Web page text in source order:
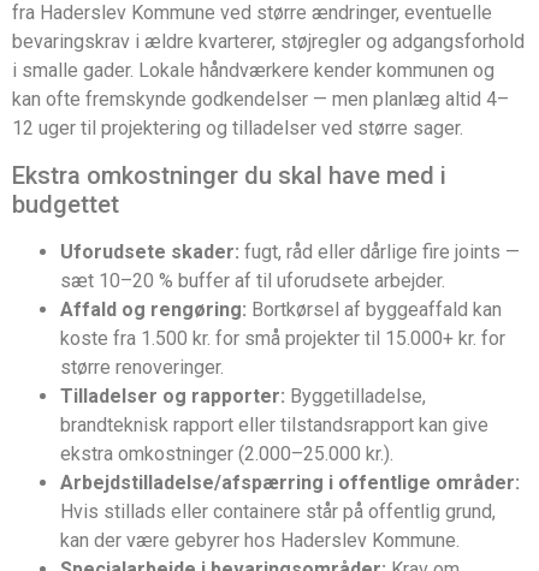
fra Haderslev Kommune ved større ændringer, eventuelle
bevaringskrav i ældre kvarterer, støjregler og adgangsforhold
i smalle gader. Lokale håndværkere kender kommunen og
kan ofte fremskynde godkendelser — men planlæg altid 4–
12 uger til projektering og tilladelser ved større sager.
Ekstra omkostninger du skal have med i
budgettet
Uforudsete skader: fugt, råd eller dårlige fire joints —
sæt 10–20 % buffer af til uforudsete arbejder.
Affald og rengøring: Bortkørsel af byggeaffald kan
koste fra 1.500 kr. for små projekter til 15.000+ kr. for
større renoveringer.
Tilladelser og rapporter: Byggetilladelse,
brandteknisk rapport eller tilstandsrapport kan give
ekstra omkostninger (2.000–25.000 kr.).
Arbejdstilladelse/afspærring i offentlige områder:
Hvis stillads eller containere står på offentlig grund,
kan der være gebyrer hos Haderslev Kommune.